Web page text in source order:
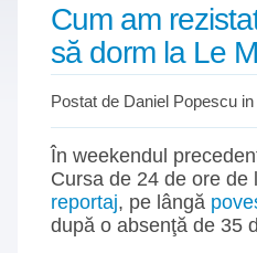
Cum am
să dorm la Le
Postat de Daniel Popescu in
În weekendul
Cursa de 24 de ore de
reportaj, pe lângă
după o absenţă de 35